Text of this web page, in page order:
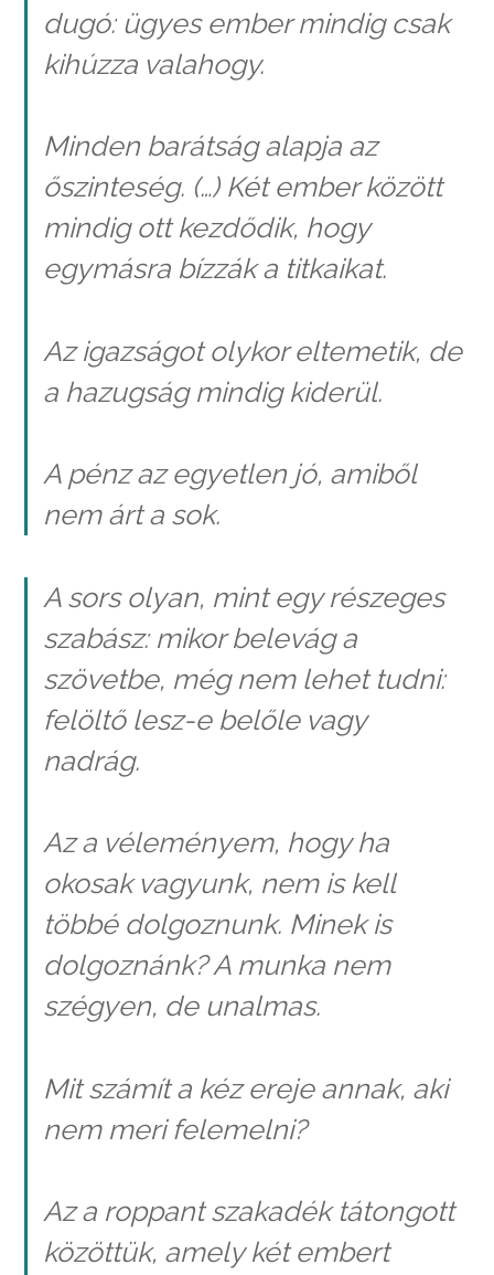
dugó: ügyes ember mindig csak
kihúzza valahogy.
Minden barátság alapja az
őszinteség. (…) Két ember között
mindig ott kezdődik, hogy
egymásra bízzák a titkaikat.
Az igazságot olykor eltemetik, de
a hazugság mindig kiderül.
A pénz az egyetlen jó, amiből
nem árt a sok.
A sors olyan, mint egy részeges
szabász: mikor belevág a
szövetbe, még nem lehet tudni:
felöltő lesz-e belőle vagy
nadrág.
Az a véleményem, hogy ha
okosak vagyunk, nem is kell
többé dolgoznunk. Minek is
dolgoznánk? A munka nem
szégyen, de unalmas.
Mit számít a kéz ereje annak, aki
nem meri felemelni?
Az a roppant szakadék tátongott
közöttük, amely két embert